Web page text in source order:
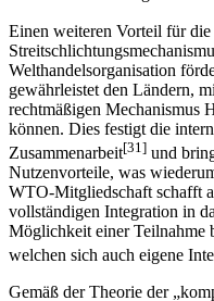
Einen weiteren Vorteil für die
Welthandelsorganisation
gewährleistet den Ländern,
rechtmäßigen Mechanismus
können. Dies festigt die
Zusammenarbeit [31] und
Nutzenvorteile, was
WTO-Mitgliedschaft schafft
vollständigen Integration in
Möglichkeit einer Teilnahme